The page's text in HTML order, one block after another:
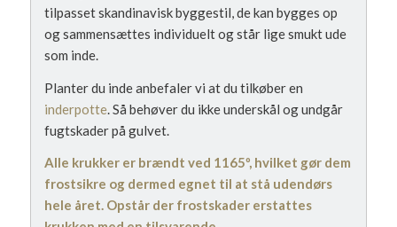
tilpasset skandinavisk byggestil, de kan bygges op
og sammensættes individuelt og står lige smukt ude
som inde.
Planter du inde anbefaler vi at du tilkøber en
inderpotte. Så behøver du ikke underskål og undgår
fugtskader på gulvet.
Alle krukker er brændt ved 1165º, hvilket gør dem
frostsikre og dermed egnet til at stå udendørs
hele året. Opstår der frostskader erstattes